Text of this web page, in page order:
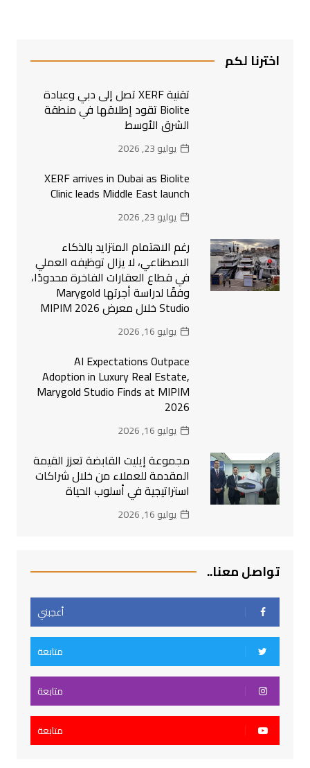
اخترنا لكم
تقنية XERF تصل إلى دبي وعيادة
Biolite تقود إطلاقها في منطقة
الشرق الأوسط
يوليو 23, 2026
XERF arrives in Dubai as Biolite
Clinic leads Middle East launch
يوليو 23, 2026
رغم الاهتمام المتزايد بالذكاء
الاصطناعي، لا يزال توظيفه العملي
في قطاع العقارات الفاخرة محدودًا،
وفقًا لدراسة أجرتها Marygold
Studio خلال معرض MIPIM 2026
يوليو 16, 2026
AI Expectations Outpace
Adoption in Luxury Real Estate,
Marygold Studio Finds at MIPIM
2026
يوليو 16, 2026
مجموعة إيليت القابضة تعزز القيمة
المقدمة للعملاء من خلال شراكات
استراتيجية في أسلوب الحياة
يوليو 16, 2026
تواصل معنا..
أعجبني
متابعة
متابعة
متابعة